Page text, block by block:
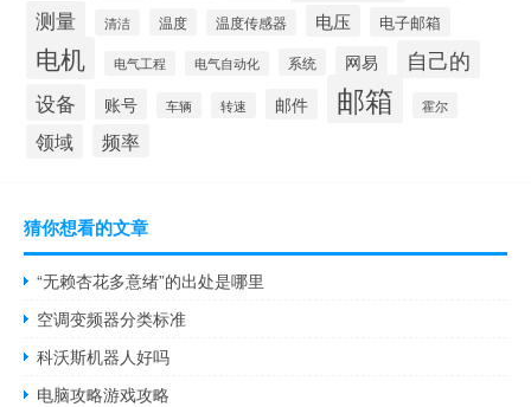
测量 清洁 温度 温度传感器 电压 电子邮箱
电机 电气工程 电气自动化 系统 网易 自己的
设备 账号 车辆 转速 邮件 邮箱 霍尔
领域 频率
猜你想看的文章
“无赖杏花多意绪”的出处是哪里
空调变频器分类标准
科沃斯机器人好吗
电脑攻略游戏攻略